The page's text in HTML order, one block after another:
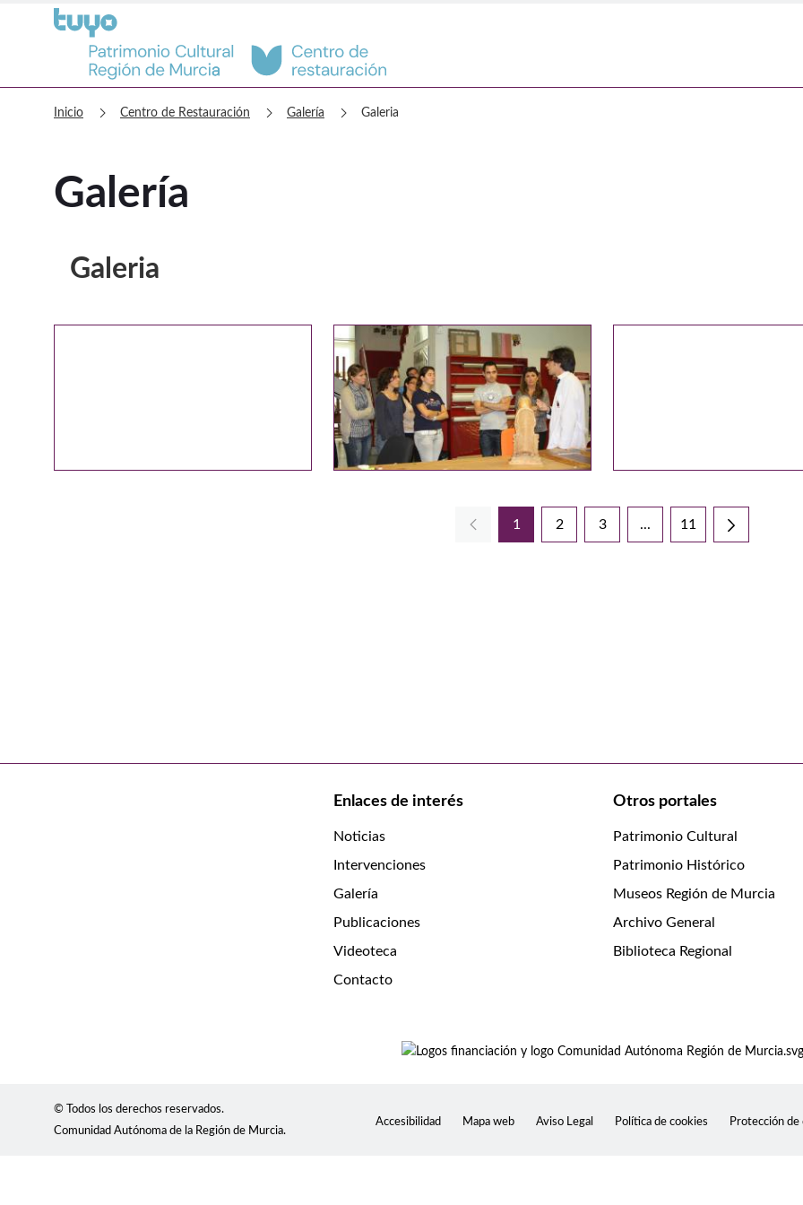
Centro de Restauración Galería
Inicio chevron_right Centro de Restauración chevron_right Galería chevron_right Galeria
Galería
Galeria
1 2 3 ...
Páginas intermedias Use
Página
11
Enlaces de interés
Noticias
Intervenciones
Galería
Publicaciones
Videoteca
Contacto
Otros portales
Patrimonio Cultural
Patrimonio Histórico
Museos Región de Murcia
Archivo General
Biblioteca Regional
© Todos los derechos reservados.
Comunidad Autónoma de la Región de Murcia.
Accesibilidad Mapa web Aviso Legal Política de cookies Protección de